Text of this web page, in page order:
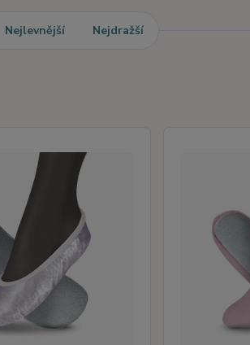
Nejlevnější Nejdražší